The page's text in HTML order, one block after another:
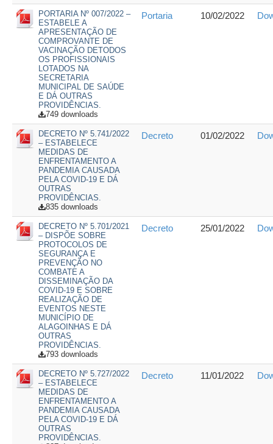
PORTARIA Nº 007/2022 –
ESTABELE A
APRESENTAÇÃO DE
COMPROVANTE DE
VACINAÇÃO DETODOS
OS PROFISSIONAIS
LOTADOS NA
SECRETARIA
MUNICIPAL DE SAÚDE
E DÁ OUTRAS
PROVIDÊNCIAS.
749 downloads
Portaria 10/02/2022
DECRETO Nº 5.741/2022
– ESTABELECE
MEDIDAS DE
ENFRENTAMENTO A
PANDEMIA CAUSADA
PELA COVID-19 E DÁ
OUTRAS
PROVIDÊNCIAS.
835 downloads
Decreto 01/02/2022
DECRETO Nº 5.701/2021
– DISPÕE SOBRE
PROTOCOLOS DE
SEGURANÇA E
PREVENÇÃO NO
COMBATE A
DISSEMINAÇÃO DA
COVID-19 E SOBRE
REALIZAÇÃO DE
EVENTOS NESTE
MUNICÍPIO DE
ALAGOINHAS E DÁ
OUTRAS
PROVIDÊNCIAS.
793 downloads
Decreto 25/01/2022
DECRETO Nº 5.727/2022
– ESTABELECE
MEDIDAS DE
ENFRENTAMENTO A
PANDEMIA CAUSADA
PELA COVID-19 E DÁ
OUTRAS
PROVIDÊNCIAS.
Decreto 11/01/2022